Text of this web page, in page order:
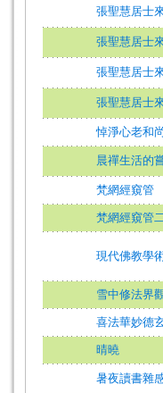
張聖慧居士
張聖慧居士
張聖慧居士
張聖慧居士
悼淨心老和
晨禪生活的
梵網經窺管
梵網經窺管
現代佛教學
雪中修法界
喜法華妙德
晴曉
暑夜讀書雜